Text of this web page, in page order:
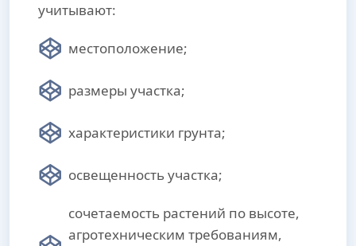
учитывают:
местоположение;
размеры участка;
характеристики грунта;
освещенность участка;
сочетаемость растений по высоте,
агротехническим требованиям,